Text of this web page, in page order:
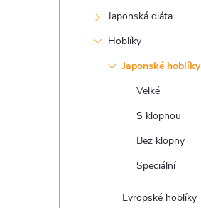
Japonská dláta
Hoblíky
Japonské hoblíky
Velké
S klopnou
Bez klopny
Speciální
Evropské hoblíky